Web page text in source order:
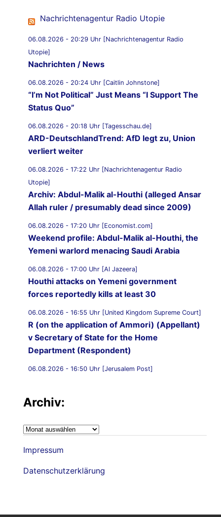
Nachrichtenagentur Radio Utopie
06.08.2026 - 20:29 Uhr [Nachrichtenagentur Radio
Utopie]
Nachrichten / News
06.08.2026 - 20:24 Uhr [Caitlin Johnstone]
“I’m Not Political” Just Means “I Support The
Status Quo”
06.08.2026 - 20:18 Uhr [Tagesschau.de]
ARD-DeutschlandTrend: AfD legt zu, Union
verliert weiter
06.08.2026 - 17:22 Uhr [Nachrichtenagentur Radio
Utopie]
Archiv: Abdul-Malik al-Houthi (alleged Ansar
Allah ruler / presumably dead since 2009)
06.08.2026 - 17:20 Uhr [Economist.com]
Weekend profile: Abdul-Malik al-Houthi, the
Yemeni warlord menacing Saudi Arabia
06.08.2026 - 17:00 Uhr [Al Jazeera]
Houthi attacks on Yemeni government
forces reportedly kills at least 30
06.08.2026 - 16:55 Uhr [United Kingdom Supreme Court]
R (on the application of Ammori) (Appellant)
v Secretary of State for the Home
Department (Respondent)
06.08.2026 - 16:50 Uhr [Jerusalem Post]
14 peaceful protesters arrested at Palestine
Action demonstration outside Bristol Prison
06.08.2026 - 16:19 Uhr [Nachrichtenagentur Radio
Utopie]
Archiv:
Archiv:
Impressum
Datenschutzerklärung